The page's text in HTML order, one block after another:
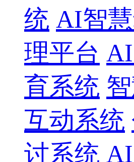
统 AI智
理平台
育系统
互动系统
讨系统